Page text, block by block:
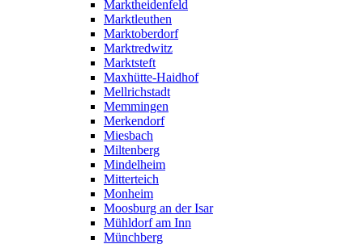
Marktheidenfeld
Marktleuthen
Marktoberdorf
Marktredwitz
Marktsteft
Maxhütte-Haidhof
Mellrichstadt
Memmingen
Merkendorf
Miesbach
Miltenberg
Mindelheim
Mitterteich
Monheim
Moosburg an der Isar
Mühldorf am Inn
Münchberg